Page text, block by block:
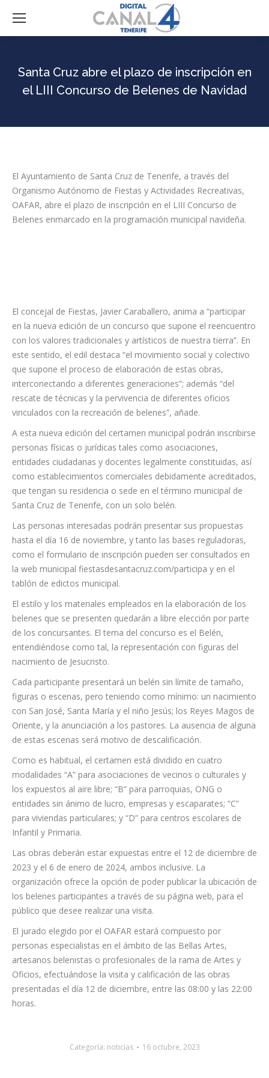
Santa Cruz abre el plazo de inscripción en
el LIII Concurso de Belenes de Navidad
El Ayuntamiento de Santa Cruz de Tenerife, a través del
Organismo Autónomo de Fiestas y Actividades Recreativas,
OAFAR, abre el plazo de inscripción en el LIII Concurso de
Belenes enmarcado en la programación municipal navideña.
El concejal de Fiestas, Javier Caraballero, anima a “participar
en la nueva edición de un concurso que supone el reencuentro
con los valores tradicionales y artísticos de nuestra tierra”. En
este sentido, el edil destaca “el movimiento social y colectivo
que supone el proceso de elaboración de estas obras,
interconectando a diferentes generaciones”; además “del
rescate de técnicas y la pervivencia de diferentes oficios
vinculados con la recreación de belenes”, añade.
A esta nueva edición del certamen municipal podrán inscribirse
personas físicas o jurídicas tales como asociaciones,
entidades ciudadanas y docentes legalmente constituidas, así
como establecimientos comerciales debidamente acreditados,
que tengan su residencia o sede en el término municipal de
Santa Cruz de Tenerife, con un solo belén.
Las personas interesadas podrán presentar sus propuestas
hasta el día 16 de noviembre, y tanto las bases reguladoras,
como el formulario de inscripción pueden ser consultados en
la web municipal fiestasdesantacruz.com/participa y en el
tablón de edictos municipal.
El estilo y los materiales empleados en la elaboración de los
belenes que se presenten quedarán a libre elección por parte
de los concursantes. El tema del concurso es el Belén,
entendiéndose como tal, la representación con figuras del
nacimiento de Jesucristo.
Cada participante presentará un belén sin límite de tamaño,
figuras o escenas, pero teniendo como mínimo: un nacimiento
con San José, Santa María y el niño Jesús; los Reyes Magos de
Oriente, y la anunciación a los pastores. La ausencia de alguna
de estas escenas será motivo de descalificación.
Como es habitual, el certamen está dividido en cuatro
modalidades “A” para asociaciones de vecinos o culturales y
los expuestos al aire libre; “B” para parroquias, ONG o
entidades sin ánimo de lucro, empresas y escaparates; “C”
para viviendas particulares; y “D” para centros escolares de
Infantil y Primaria.
Las obras deberán estar expuestas entre el 12 de diciembre de
2023 y el 6 de enero de 2024, ambos inclusive. La
organización ofrece la opción de poder publicar la ubicación de
los belenes participantes a través de su página web, para el
público que desee realizar una visita.
El jurado elegido por el OAFAR estará compuesto por
personas especialistas en el ámbito de las Bellas Artes,
artesanos belenistas o profesionales de la rama de Artes y
Oficios, efectuándose la visita y calificación de las obras
presentadas el día 12 de diciembre, entre las 08:00 y las 22:00
horas.
Categoría: noticias 16 octubre, 2023